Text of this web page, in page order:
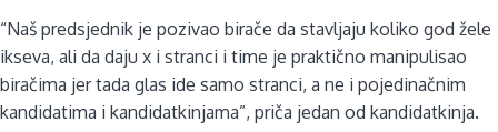
“Naš predsjednik je pozivao birače da stavljaju koliko god žele
ikseva, ali da daju x i stranci i time je praktično manipulisao
biračima jer tada glas ide samo stranci, a ne i pojedinačnim
kandidatima i kandidatkinjama”, priča jedan od kandidatkinja.